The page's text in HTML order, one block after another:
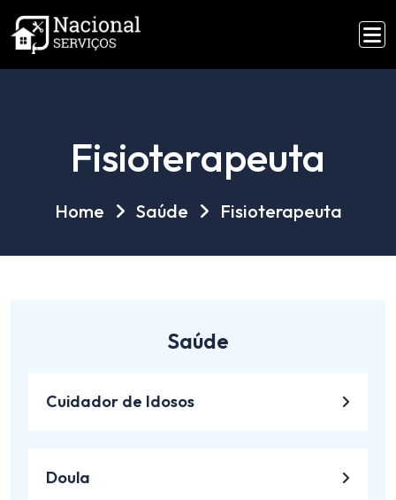
Fisioterapeuta
Home Saúde Fisioterapeuta
Saúde
Cuidador de Idosos
Doula